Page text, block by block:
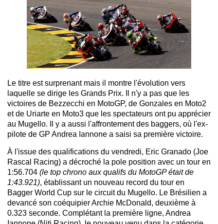
Le titre est surprenant mais il montre l'évolution vers
laquelle se dirige les Grands Prix. Il n'y a pas que les
victoires de Bezzecchi en MotoGP, de Gonzales en Moto2
et de Uriarte en Moto3 que les spectateurs ont pu apprécier
au Mugello. Il y a aussi l'affrontement des baggers, où l'ex-
pilote de GP Andrea Iannone a saisi sa première victoire.
À l'issue des qualifications du vendredi, Eric Granado (Joe
Rascal Racing) a décroché la pole position avec un tour en
1:56.704 (le top chrono aux qualifs du MotoGP était de
1:43.921), établissant un nouveau record du tour en
Bagger World Cup sur le circuit du Mugello. Le Brésilien a
devancé son coéquipier Archie McDonald, deuxième à
0.323 seconde. Complétant la première ligne, Andrea